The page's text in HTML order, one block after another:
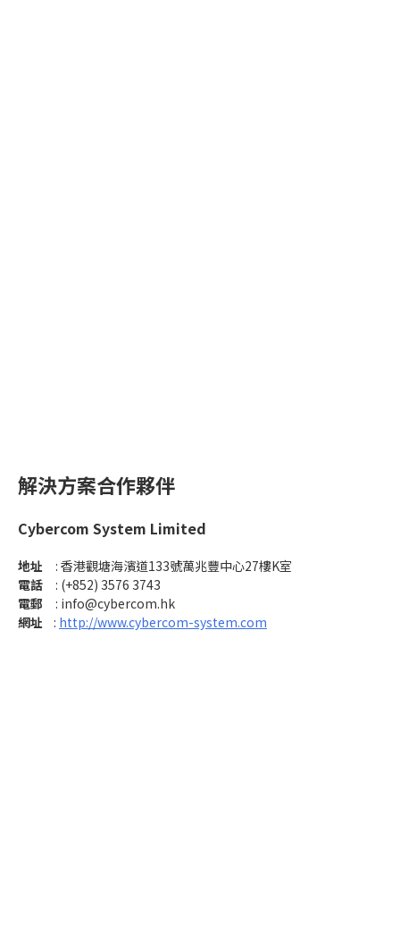
解決方案合作夥伴
Cybercom System Limited
地址 : 香港觀塘海濱道133號萬兆豐中心27樓K室
電話 : (+852) 3576 3743
電郵 : info@cybercom.hk
網址 : http://www.cybercom-system.com